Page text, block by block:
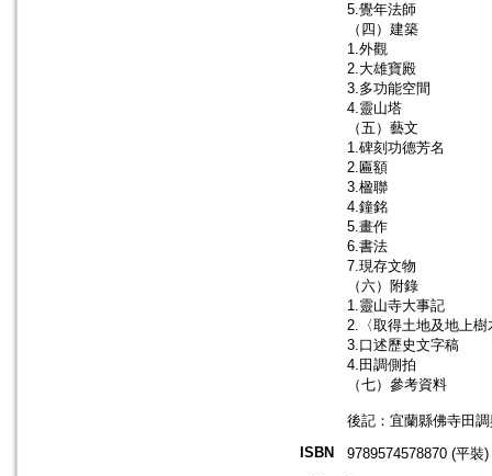
5.覺年法師
（四）建築
1.外觀
2.大雄寶殿
3.多功能空間
4.靈山塔
（五）藝文
1.碑刻功德芳名
2.匾額
3.楹聯
4.鐘銘
5.畫作
6.書法
7.現存文物
（六）附錄
1.靈山寺大事記
2.〈取得土地及地上
3.口述歷史文字稿
4.田調側拍
（七）參考資料
後記：宜蘭縣佛寺田
ISBN
9789574578870 (平裝)